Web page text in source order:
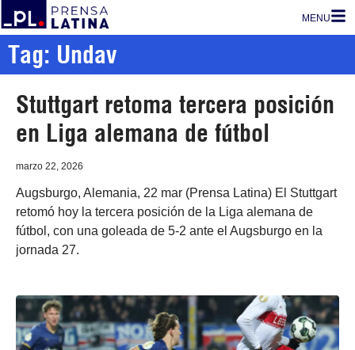
MENU
Tag: Undav
Stuttgart retoma tercera posición
en Liga alemana de fútbol
marzo 22, 2026
Augsburgo, Alemania, 22 mar (Prensa Latina) El Stuttgart
retomó hoy la tercera posición de la Liga alemana de
fútbol, con una goleada de 5-2 ante el Augsburgo en la
jornada 27.